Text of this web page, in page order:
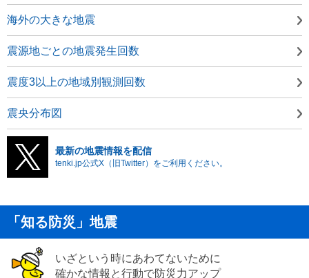
海外の大きな地震
震源地ごとの地震発生回数
震度3以上の地域別観測回数
震央分布図
最新の地震情報を配信
tenki.jp公式X（旧Twitter）をご利用ください。
「知る防災」地震
いざという時にあわてないために
確かな情報と行動で防災力アップ